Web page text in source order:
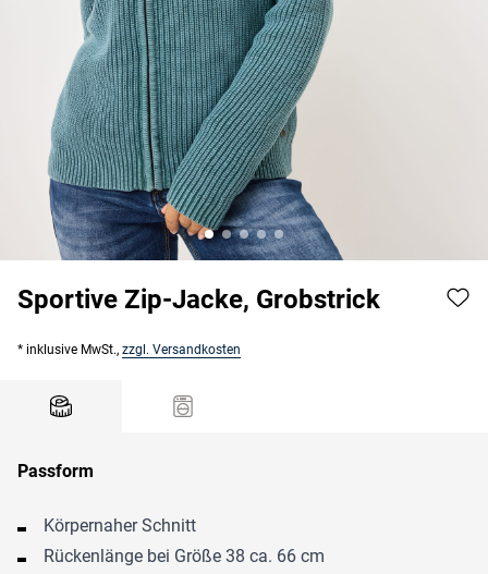
Sportive Zip-Jacke, Grobstrick
* inklusive MwSt., zzgl. Versandkosten
Passform
Körpernaher Schnitt
Rückenlänge bei Größe 38 ca. 66 cm